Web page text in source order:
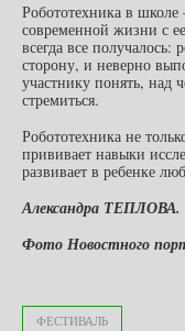
Робототехника в школе
современной жизни с
всегда все
сторону, и неверно
участнику понять, над
стремиться.
Робототехника не
прививает навыки
развивает в ребенке
Александра ТЕПЛОВА.
Фото Новостного
ФЕСТИВАЛЬ